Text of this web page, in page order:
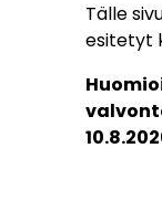
Tälle
esitetyt